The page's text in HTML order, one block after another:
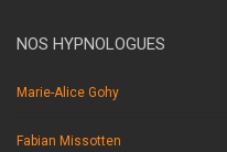
NOS HYPNOLOGUES
Marie-Alice Gohy
Fabian Missotten